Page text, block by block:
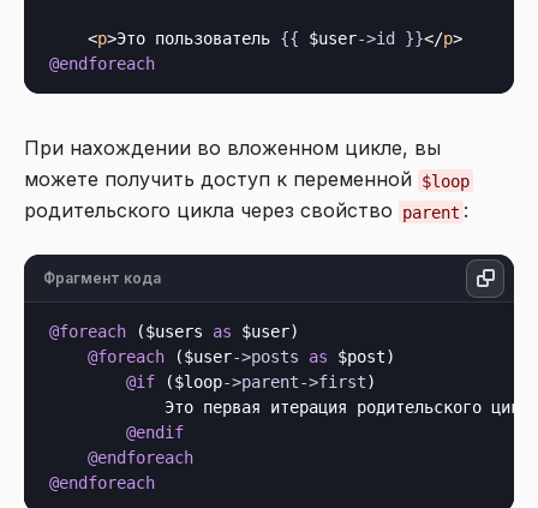
<p>Это пользователь {{ $user->id }}</p>
@endforeach
При нахождении во вложенном цикле, вы
можете получить доступ к переменной $loop
родительского цикла через свойство parent :
Фрагмент кода
@foreach ($users as $user)
@foreach ($user->posts as $post)
@if ($loop->parent->first)
Это первая итерация родительского
@endif
@endforeach
@endforeach